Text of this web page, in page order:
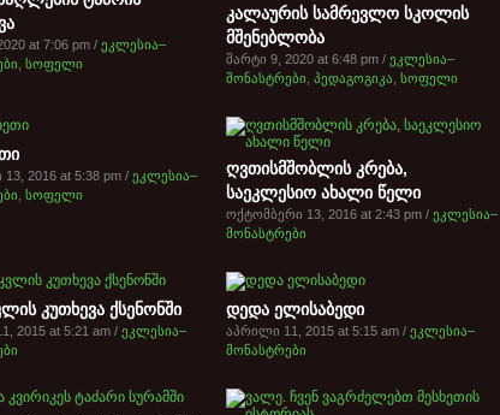
at 7:06 pm / ეკლესია–
სოფელი
კალაურის სამრევლო სკოლის
მშენებლობა
მარტი 9, 2020 at 6:48 pm / ეკლესია–
მონასტრები პედაგოგიკა სოფელი
2016 at 5:38 pm / ეკლესია–
სოფელი
ღვთისმშობლის კრება,
საეკლესიო ახალი წელი
ოქტომბერი 13, 2016 at 2:43 pm / ეკლესია–
მონასტრები
კუთხევა ქსენონში
2015 at 5:21 am / ეკლესია–
დედა ელისაბედი
აპრილი 11, 2015 at 5:15 am / ეკლესია–
მონასტრები